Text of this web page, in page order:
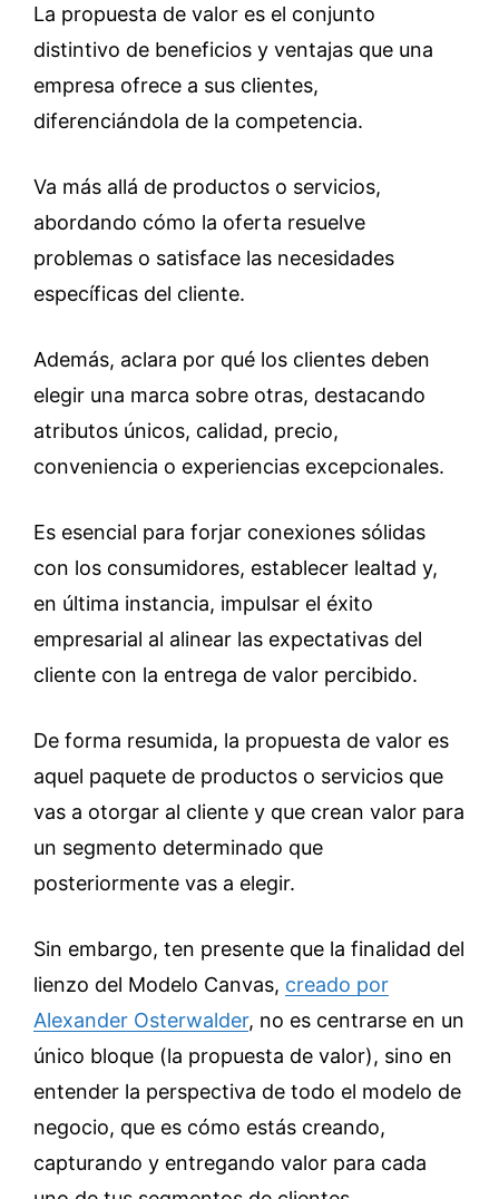
La propuesta de valor es el conjunto
distintivo de beneficios y ventajas que una
empresa ofrece a sus clientes,
diferenciándola de la competencia.
Va más allá de productos o servicios,
abordando cómo la oferta resuelve
problemas o satisface las necesidades
específicas del cliente.
Además, aclara por qué los clientes deben
elegir una marca sobre otras, destacando
atributos únicos, calidad, precio,
conveniencia o experiencias excepcionales.
Es esencial para forjar conexiones sólidas
con los consumidores, establecer lealtad y,
en última instancia, impulsar el éxito
empresarial al alinear las expectativas del
cliente con la entrega de valor percibido.
De forma resumida, la propuesta de valor es
aquel paquete de productos o servicios que
vas a otorgar al cliente y que crean valor para
un segmento determinado que
posteriormente vas a elegir.
Sin embargo, ten presente que la finalidad del
lienzo del Modelo Canvas, creado por
Alexander Osterwalder, no es centrarse en un
único bloque (la propuesta de valor), sino en
entender la perspectiva de todo el modelo de
negocio, que es cómo estás creando,
capturando y entregando valor para cada